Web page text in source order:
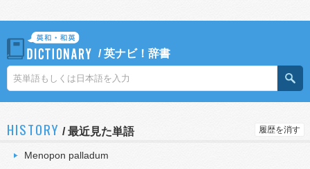
/英ナビ！辞書
HISTORY /最近見た単語 履歴を消す
Menopon palladum